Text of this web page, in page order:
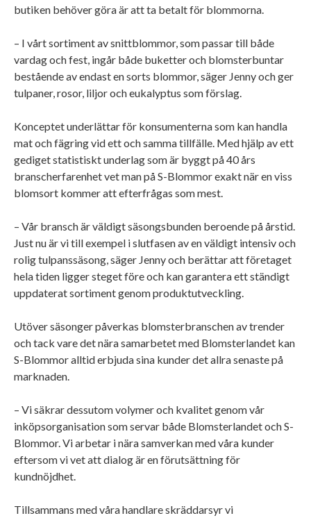
butiken behöver göra är att ta betalt för blommorna.
– I vårt sortiment av snittblommor, som passar till både
vardag och fest, ingår både buketter och blomsterbuntar
bestående av endast en sorts blommor, säger Jenny och ger
tulpaner, rosor, liljor och eukalyptus som förslag.
Konceptet underlättar för konsumenterna som kan handla
mat och fägring vid ett och samma tillfälle. Med hjälp av ett
gediget statistiskt underlag som är byggt på 40 års
branscherfarenhet vet man på S-Blommor exakt när en viss
blomsort kommer att efterfrågas som mest.
– Vår bransch är väldigt säsongsbunden beroende på årstid.
Just nu är vi till exempel i slutfasen av en väldigt intensiv och
rolig tulpanssäsong, säger Jenny och berättar att företaget
hela tiden ligger steget före och kan garantera ett ständigt
uppdaterat sortiment genom produktutveckling.
Utöver säsonger påverkas blomsterbranschen av trender
och tack vare det nära samarbetet med Blomsterlandet kan
S-Blommor alltid erbjuda sina kunder det allra senaste på
marknaden.
– Vi säkrar dessutom volymer och kvalitet genom vår
inköpsorganisation som servar både Blomsterlandet och S-
Blommor. Vi arbetar i nära samverkan med våra kunder
eftersom vi vet att dialog är en förutsättning för
kundnöjdhet.
Tillsammans med våra handlare skräddarsyr vi